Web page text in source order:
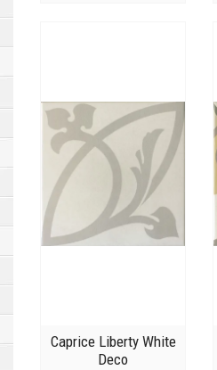
Caprice Liberty White
Deco